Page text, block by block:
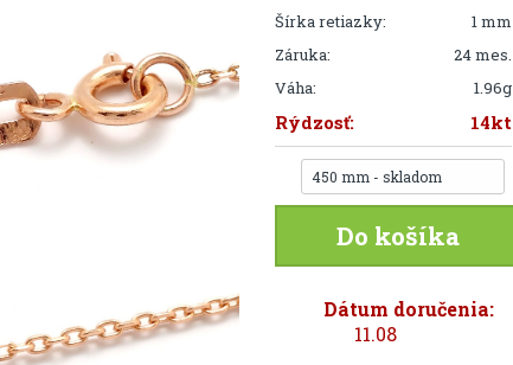
Šírka retiazky:
1 mm
Záruka:
24 mes.
Váha:
1.96g
Rýdzosť: 14kt
450 mm - skladom
Do košíka
Dátum doručenia:
11.08